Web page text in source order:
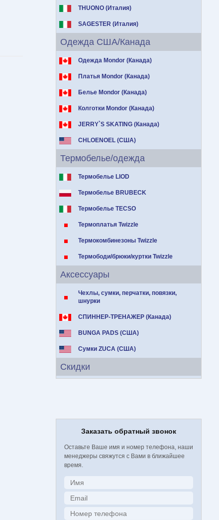
THUONO (Италия)
SAGESTER (Италия)
Одежда США/Канада
Одежда Mondor (Канада)
Платья Mondor (Канада)
Белье Mondor (Канада)
Колготки Mondor (Канада)
JERRY`S SKATING (Канада)
CHLOENOEL (США)
Термобелье/одежда
Термобелье LIOD
Термобелье BRUBECK
Термобелье TECSO
Термоплатья Twizzle
Термокомбинезоны Twizzle
Термободи/брюки/куртки Twizzle
Аксессуары
Чехлы, сумки, перчатки, повязки,
шнурки
СПИННЕР-ТРЕНАЖЕР (Канада)
BUNGA PADS (США)
Сумки ZUCA (США)
Скидки
Заказать обратный звонок
Оставьте Ваше имя и номер телефона, наши
менеджеры свяжутся с Вами в ближайшее
время.